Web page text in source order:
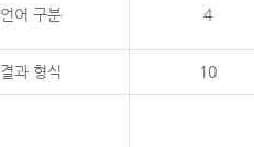
언어 구분 4
결과 형식 10